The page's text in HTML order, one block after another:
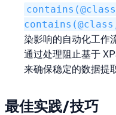
染影响的自动化工作
通过处理阻止基于
来确保稳定的数据提
最佳实践/技巧